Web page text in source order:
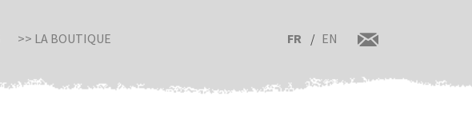
>> LA BOUTIQUE FR EN